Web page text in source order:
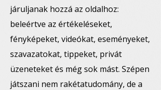
járuljanak hozzá az oldalhoz:
beleértve az értékeléseket,
fényképeket, videókat, eseményeket,
szavazatokat, tippeket, privát
üzeneteket és még sok mást. Szépen
játszani nem rakétatudomány, de a